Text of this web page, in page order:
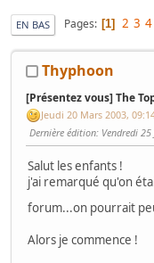
EN BAS Pages 1 2 3 4
Thyphoon
[Présentez vous] The
Jeudi 20 Mars 2003,
Dernière édition: Vendredi
Salut les enfants !
j'ai remarqué qu'on
forum...on pourrait
Alors je commence !